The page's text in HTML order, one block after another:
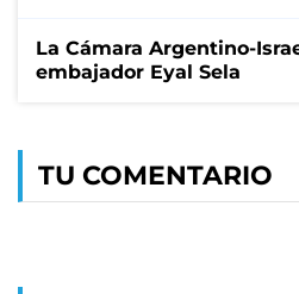
La Cámara Argentino-
embajador Eyal Sela
TU COMENTARIO